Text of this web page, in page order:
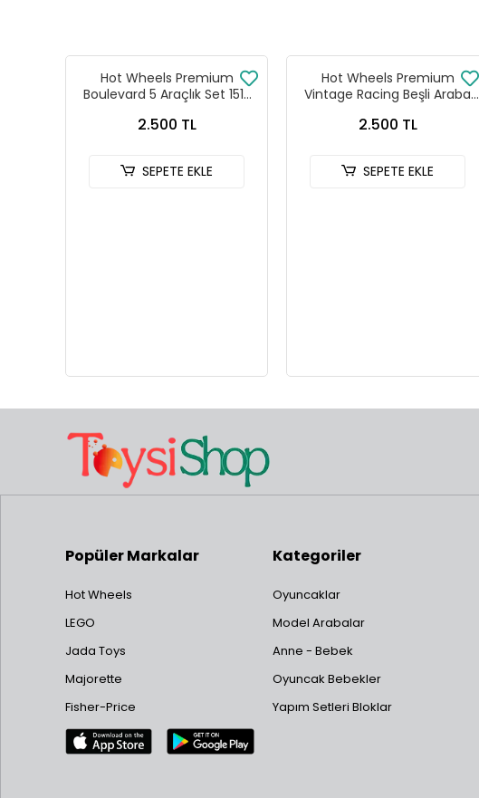
Hot Wheels Premium
Boulevard 5 Araçlık Set 151-
2.500 TL
SEPETE EKLE
Hot Wheels Premium
Vintage Racing Beşli Araba
2.500 TL
SEPETE EKLE
Popüler Markalar
Hot Wheels
LEGO
Jada Toys
Majorette
Fisher-Price
Kategoriler
Oyuncaklar
Model Arabalar
Anne - Bebek
Oyuncak Bebekler
Yapım Setleri Bloklar